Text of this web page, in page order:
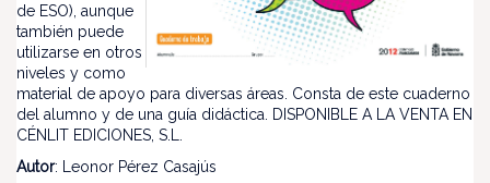
de ESO), aunque
también puede
utilizarse en otros
niveles y como
material de apoyo para diversas áreas. Consta de este cuaderno
del alumno y de una guía didáctica. DISPONIBLE A LA VENTA EN
CÉNLIT EDICIONES, S.L.
Autor: Leonor Pérez Casajús